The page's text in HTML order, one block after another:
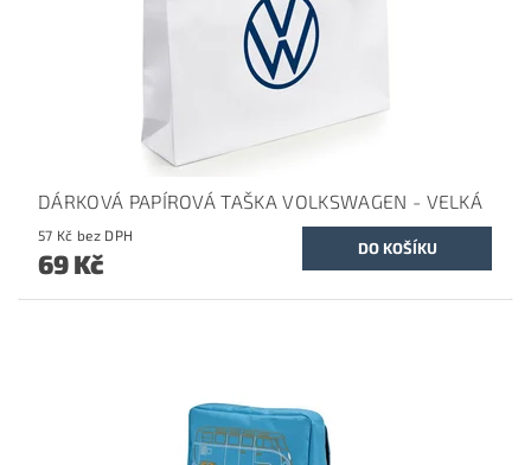
DÁRKOVÁ PAPÍROVÁ TAŠKA VOLKSWAGEN - VELKÁ
57 Kč bez DPH
69 Kč